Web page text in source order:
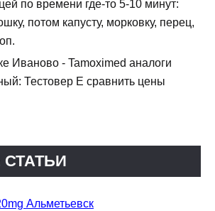
по времени где-то 5-10 минут:
потом капусту, морковку, перец,
Иваново - Tamoximed аналоги
Тестовер Е сравнить цены
Альметьевск